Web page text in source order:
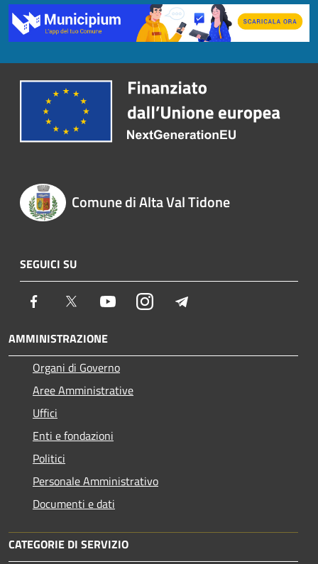
Comune di Alta Val Tidone
SEGUICI SU
Facebook Twitter YoutubeInstagram
AMMINISTRAZIONE
Organi di Governo
Aree Amministrative
Uffici
Enti e fondazioni
Politici
Personale Amministrativo
Documenti e dati
CATEGORIE DI SERVIZIO